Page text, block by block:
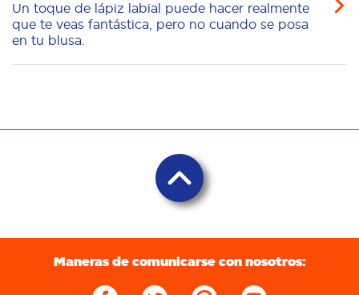
Un toque de lápiz labial puede hacer realmente
que te veas fantástica, pero no cuando se posa
en tu blusa.
Maneras de comunicarse con nosotros: